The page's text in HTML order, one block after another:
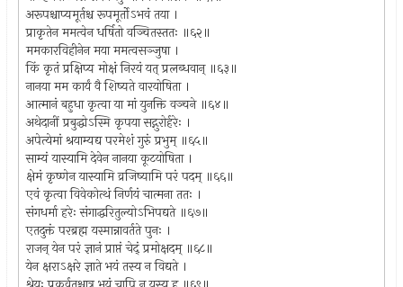
अरूपश्चाप्यमूर्तश्च रूपमूर्तोऽभवं तया ।
प्राकृतेन ममत्वेन धर्षितो वञ्चितस्ततः ॥६२॥
ममकारविहीनेन मया ममत्वसञ्जुषा ।
किं कृतं प्रक्षिप्य मोक्षं निरयं यत् प्रलब्धवान् ॥६३॥
नानया मम कार्यं वै शिष्यते वारयोषिता ।
आत्मानं बहुधा कृत्वा या मां युनक्ति वञ्चने ॥६४॥
अथेदानीं प्रबुद्धोऽस्मि कृपया सद्गुरोर्हरेः ।
अपेत्येमां श्रयाम्यद्य परमेशं गुरुं प्रभुम् ॥६५॥
साम्यं यास्यामि देवेन नानया कूटयोषिता ।
क्षेमं कृष्णेन यास्यामि व्रजिष्यामि परं पदम् ॥६६॥
एवं कृत्वा विवेकोत्थं निर्णयं चात्मना ततः ।
संगधर्मा हरेः संगाद्धरितुल्योऽभिपद्यते ॥६७॥
एतदुक्तं परब्रह्म यस्मान्नावर्तते पुनः ।
राजन् येन परं ज्ञानं प्राप्तं चेद्ं प्रमोक्षदम् ॥६८॥
येन क्षराऽक्षरे ज्ञाते भयं तस्य न विद्यते ।